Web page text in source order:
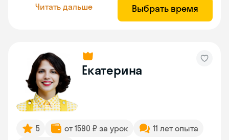
Читать дальше Выбрать время
Екатерина
5 от 1590 ₽ за урок
11 лет опыта